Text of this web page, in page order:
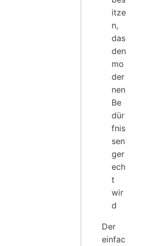
itze
n,
das
den
mo
der
nen
Be
dür
fnis
sen
ger
ech
t
wir
d
Der
einfac